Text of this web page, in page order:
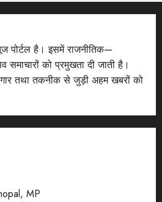
पोर्टल है। इसमें राजनीतिक—
को प्रमुखता दी जाती है।
तथा तकनीक से जुड़ी अहम खबरों को
MP